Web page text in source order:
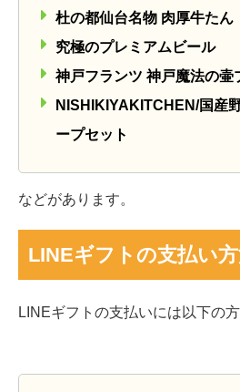
杜の都仙台名物 肉厚牛たん
究極のプレミアムビール
神戸フランツ 神戸魔法の壷
NISHIKIYAKITCHEN/国産
ープセット
などがあります。
LINEギフトの支払い方
LINEギフトの支払いには以下の